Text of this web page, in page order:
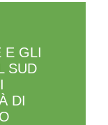
E GLI
SUD
DI